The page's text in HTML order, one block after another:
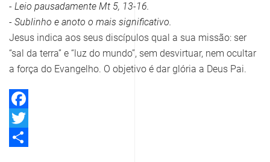
- Leio pausadamente Mt 5, 13-16.
- Sublinho e anoto o mais significativo.
Jesus indica aos seus discípulos qual a sua missão: ser
“sal da terra” e “luz do mundo”, sem desvirtuar, nem ocultar
a força do Evangelho. O objetivo é dar glória a Deus Pai.
Facebook
Twitter